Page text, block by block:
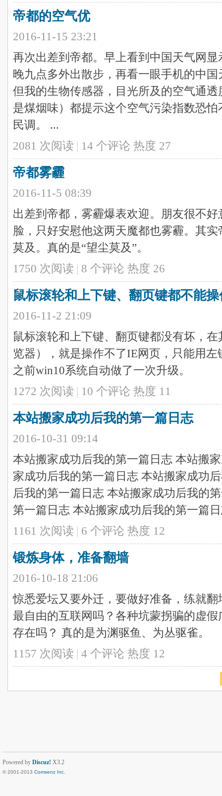
帝都的空气优
2016-11-15 23:21
再次出差到帝都。早上看到中国天气网
晚九点多外出散步，再看一眼手机的中
但我的生物传感器，目光所及的空气通
是煤烟味）都提示这个空气污染指数恐
民调。 ...
2081 次阅读 | 14 个评论 热度 27
帝都雾霾
2016-11-5 08:39
出差到帝都，雾霾爆表欢迎。朋友很不
脸，只好安慰他这两天魔都也雾霾。其
莫及。真的是“望尘莫及”。
1750 次阅读 | 8 个评论 热度 26
鼠标滚轮和上下键、翻页键都不能
2016-11-2 21:09
鼠标滚轮和上下键、翻页键都没有坏，
览器），就是操作不了IE网页，只能用
之前win10系统自动做了一次升级。
1272 次阅读 | 10 个评论 热度 11
本站搬家成功后我的第一篇日志
2016-10-31 09:14
本站搬家成功后我的第一篇日志 本站搬
家成功后我的第一篇日志 本站搬家成功
后我的第一篇日志 本站搬家成功后我的
第一篇日志 本站搬家成功后我的第一篇
1161 次阅读 | 6 个评论 热度 12
锻炼身体，准备翻墙
2016-10-18 21:06
惊悉爱坛又要外迁，要做好准备，练就
最自由的互联网吗？各种坑蒙拐骗的虚
存在吗？ 真的是为渊驱鱼、为丛驱雀。
1157 次阅读 | 4 个评论 热度 12
Powered by Discuz! X3.2
© 2001-2013 Comsenz Inc.